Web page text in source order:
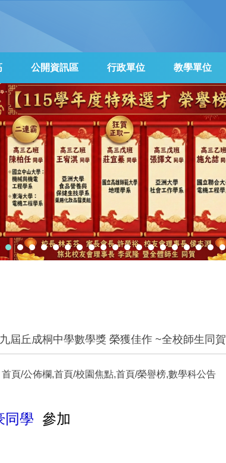
公開資訊區 行政單位 教學單位
屆丘成桐中學數學獎 榮獲佳作 ~全校師生同賀
首頁/公佈欄,首頁/校園焦點,首頁/榮譽榜,數學科公告
同學 參加